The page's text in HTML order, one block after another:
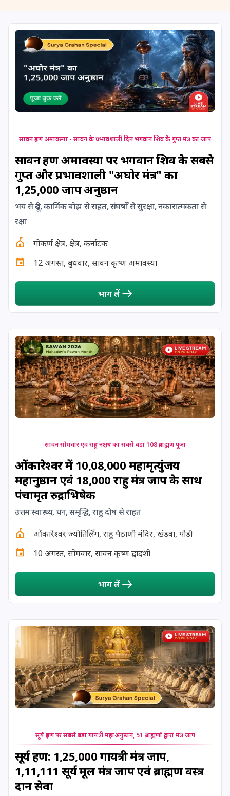
11 August, 2026 Sawan Shivaratri
12 August, 2026 Aadi Amavasai
12 August, 2026 Anvadhan
Hariyali Amavasya
12 August, 2026
13 August, 2026
13 August, 2026
15 August, 2026 Andal Jayanthi
15 August, 2026 Hariyali Teej
15 August, 2026 Independence Day
16 August, 2026 Vinayaka Chaturthi
Nag Pancham *Gujarati
17 August, 2026 Shravan Somwar Vrat
17 August, 2026
18 August, 2026 Kalki Jayanti
18 August, 2026 Mangala Gauri Vrat
18 August, 2026 Skanda Sashti
19 August, 2026 Tulsidas Jayanti
20 August, 2026 Masik Durgashtami
24 August, 2026 Damodara Dwadashi
24 August, 2026 Shravana Putrada Ekadashi
25 August, 2026 Mangala Gauri Vrat
सावन ग्रहण अमावस्या - सावन के प्रभावशाली दिन भगवान शिव के गुप्त मंत्र का जाप
सावन ग्रहण अमावस्या पर भगवान शिव के सबसे
गुप्त और प्रभावशाली "अघोर मंत्र" का
1,25,000 जाप अनुष्ठान
भय से दूरी, कार्मिक बोझ से राहत, संघर्षों से सुरक्षा, नकारात्मकता से
रक्षा
गोकर्ण क्षेत्र, क्षेत्र, कर्नाटक
12 अगस्त, बुधवार, सावन कृष्ण अमावस्या
भाग लें
सावन सोमवार एवं राहु नक्षत्र का सबसे बड़ा 108 ब्राह्मण पूजा
ओंकारेश्वर में 10,08,000 महामृत्युंजय
महानुष्ठान एवं 18,000 राहु मंत्र जाप के साथ
पंचामृत रुद्राभिषेक
उत्तम स्वास्थ्य, धन, समृद्धि, राहु दोष से राहत
ओंकारेश्वर ज्योतिर्लिंग, राहु पैठाणी मंदिर, खंडवा, पौड़ी
10 अगस्त, सोमवार, सावन कृष्ण द्वादशी
भाग लें
सूर्य ग्रहण पर सबसे बड़ा गायत्री महाअनुष्ठान, 51 ब्राह्मणों द्वारा मंत्र जाप
सूर्य ग्रहण: 1,25,000 गायत्री मंत्र जाप,
1,11,111 सूर्य मूल मंत्र जाप एवं ब्राह्मण वस्त्र
दान सेवा